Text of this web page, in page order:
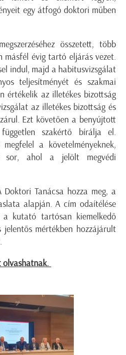
egy átfogó doktori műben
összetett, több
másfél évig tartó eljárás vezet.
indul, majd a habitusvizsgálat
teljesítményét és szakmai
értékelik az illetékes bizottság
az illetékes bizottság és
Ezt követően a benyújtott
szakértő bírálja el.
a követelményeknek,
sor, ahol a jelölt megvédi
Tanácsa hozza meg, a
alapján. A cím odaítélése
a kutató tartósan kiemelkedő
mértékben hozzájárult
olvashatnak.